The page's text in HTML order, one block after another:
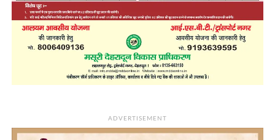
ADVERTISEMENT